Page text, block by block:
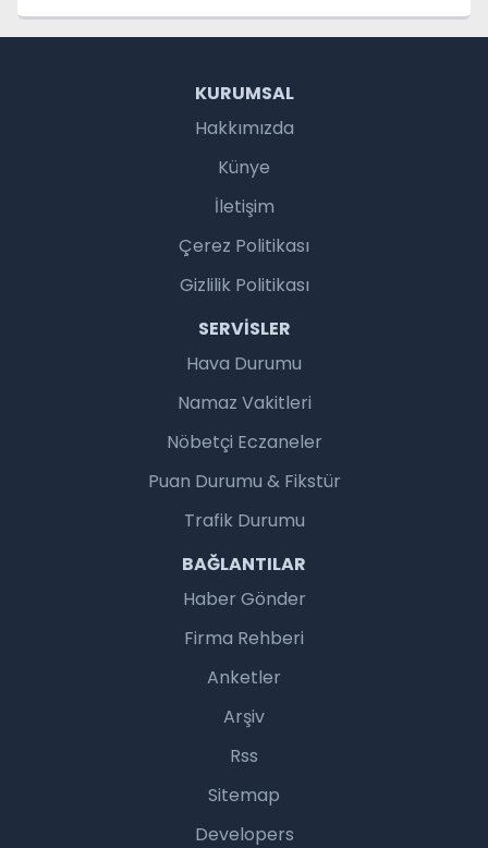
KURUMSAL
Hakkımızda
Künye
İletişim
Çerez Politikası
Gizlilik Politikası
SERVISLER
Hava Durumu
Namaz Vakitleri
Nöbetçi Eczaneler
Puan Durumu & Fikstür
Trafik Durumu
BAĞLANTILAR
Haber Gönder
Firma Rehberi
Anketler
Arşiv
Rss
Sitemap
Developers